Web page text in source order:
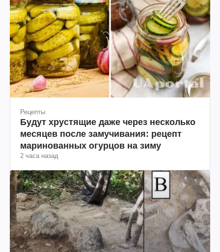
Рецепты
Будут хрустящие даже через несколько
месяцев после замучивания: рецепт
маринованных огурцов на зиму
2 часа назад